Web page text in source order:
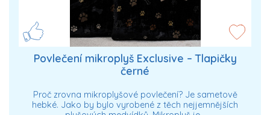
Povlečení mikroplyš Exclusive – Tlapičky
černé
Proč zrovna mikroplyšové povlečení? Je sametově
hebké. Jako by bylo vyrobené z těch nejjemnějších